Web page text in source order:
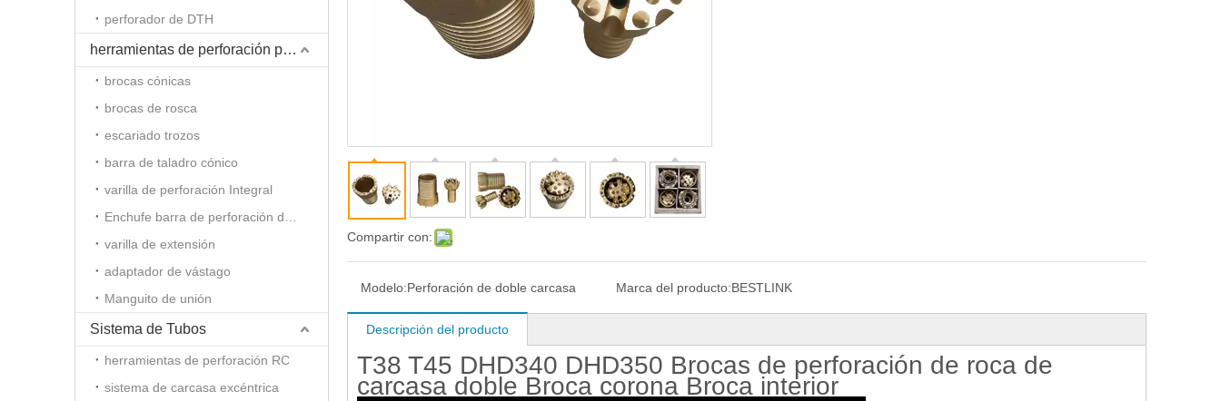
perforador de DTH
herramientas de perforación para martillo Top
brocas cónicas
brocas de rosca
escariado trozos
barra de taladro cónico
varilla de perforación Integral
varilla de extensión
adaptador de vástago
Manguito de unión
Sistema de Tubos
herramientas de perforación RC
sistema de carcasa excéntrica
Compartir con:
Modelo:Perforación de doble carcasa Marca del producto:BESTLINK
Descripción del producto
T38 T45 DHD340 DHD350 Brocas de perforación de roca de
carcasa doble Broca corona Broca interior